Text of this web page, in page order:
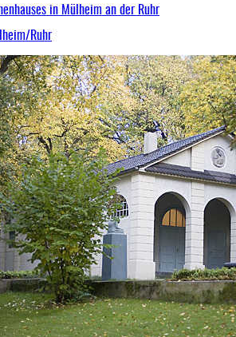
in Mülheim an der Ruhr
Ruhr